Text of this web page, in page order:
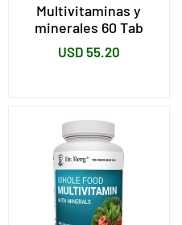
Multivitaminas y
minerales 60 Tab
Precio
USD 55.20